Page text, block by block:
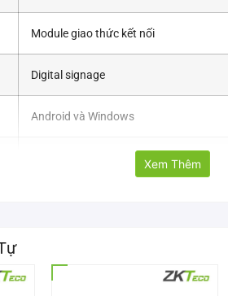
Module giao thức kết nối
Digital signage
Android và Windows
vị duy nhất trong việc phân phốimodule
Xem Thêm